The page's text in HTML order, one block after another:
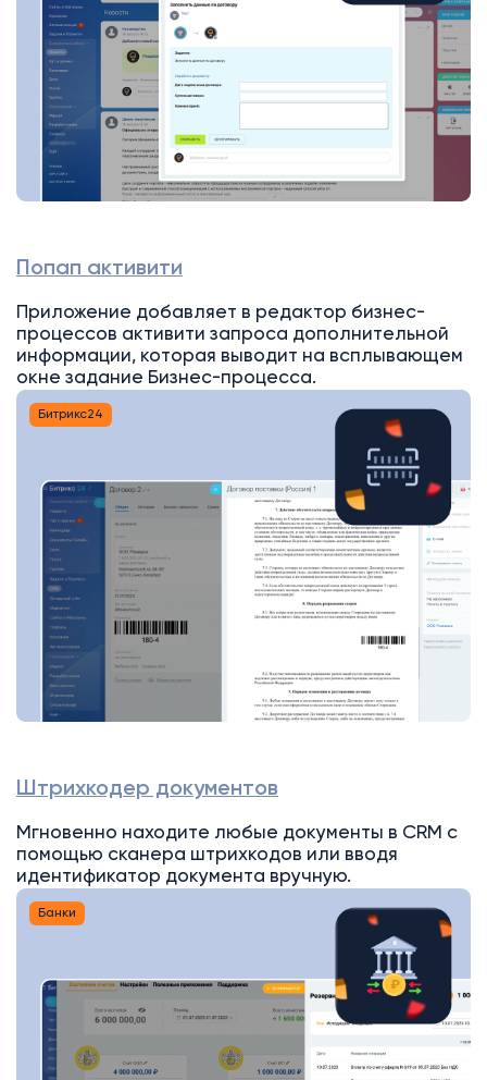
Попап активити
Приложение добавляет в редактор бизнес-
процессов активити запроса дополнительной
информации, которая выводит на всплывающем
окне задание Бизнес-процесса.
Битрикс24
Штрихкодер документов
Мгновенно находите любые документы в CRM с
помощью сканера штрихкодов или вводя
идентификатор документа вручную.
Банки